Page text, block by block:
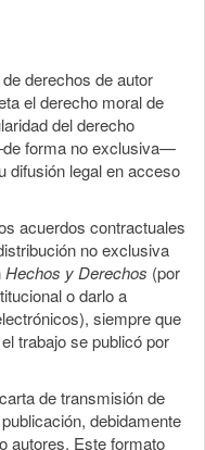
derechos de autor
el derecho moral de
del derecho
forma no exclusiva—
difusión legal en acceso
acuerdos contractuales
no exclusiva
Hechos y Derechos (por
o darlo a
siempre que
trabajo se publicó por
de transmisión de
debidamente
autores. Este formato